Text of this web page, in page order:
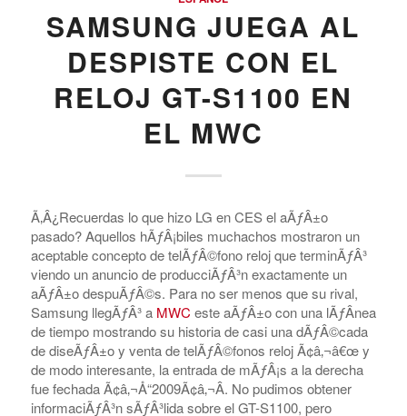
SAMSUNG JUEGA AL
DESPISTE CON EL
RELOJ GT-S1100 EN
EL MWC
Ã‚Â¿Recuerdas lo que hizo LG en CES el aÃƒÂ±o
pasado? Aquellos hÃƒÂ¡biles muchachos mostraron un
aceptable concepto de telÃƒÂ©fono reloj que terminÃƒÂ³
viendo un anuncio de producciÃƒÂ³n exactamente un
aÃƒÂ±o despuÃƒÂ©s. Para no ser menos que su rival,
Samsung llegÃƒÂ³ a MWC este aÃƒÂ±o con una lÃƒÂ­nea
de tiempo mostrando su historia de casi una dÃƒÂ©cada
de diseÃƒÂ±o y venta de telÃƒÂ©fonos reloj Ã¢â‚¬â€œ y
de modo interesante, la entrada de mÃƒÂ¡s a la derecha
fue fechada Ã¢â‚¬Å“2009Ã¢â‚¬Â. No pudimos obtener
informaciÃƒÂ³n sÃƒÂ³lida sobre el GT-S1100, pero